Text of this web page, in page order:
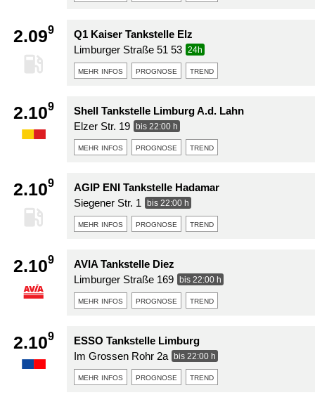
2.099
Q1 Kaiser Tankstelle Elz
Limburger Straße 51 53
24h
mehr infos prognose trend
2.109
Shell Tankstelle Limburg A.d. Lahn
Elzer Str. 19
bis 22:00 h
mehr infos prognose trend
2.109
AGIP ENI Tankstelle Hadamar
Siegener Str. 1
bis 22:00 h
mehr infos prognose trend
2.109
AVIA Tankstelle Diez
Limburger Straße 169
bis 22:00 h
mehr infos prognose trend
2.109
ESSO Tankstelle Limburg
Im Grossen Rohr 2a
bis 22:00 h
mehr infos prognose trend